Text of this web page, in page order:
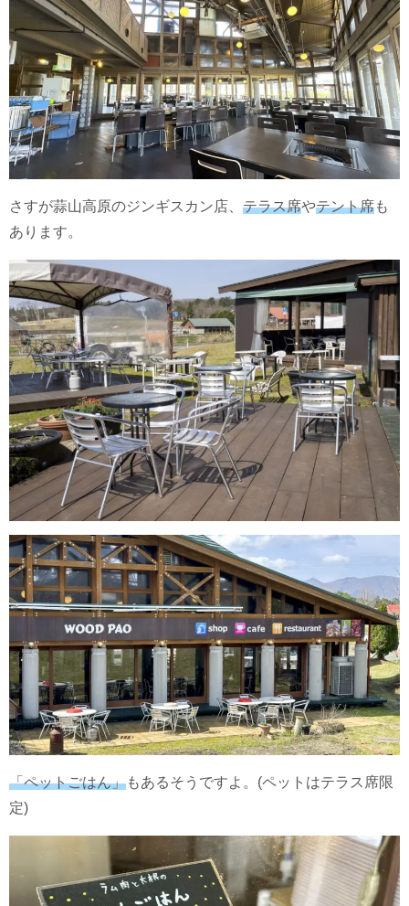
さすが蒜山高原のジンギスカン店、 テラス席やテント席も
あります。
「ペットごはん」もあるそうですよ。(ペットはテラス席限
定)